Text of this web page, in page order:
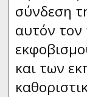
σύνδεση
αυτόν τον
και των